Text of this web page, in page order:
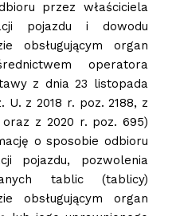
przez właściciela
pojazdu i dowodu
obsługującym organ
operatora
z dnia 23 listopada
z 2018 r. poz. 2188, z
oraz z 2020 r. poz. 695)
o sposobie odbioru
pojazdu, pozwolenia
tablic (tablicy)
obsługującym organ